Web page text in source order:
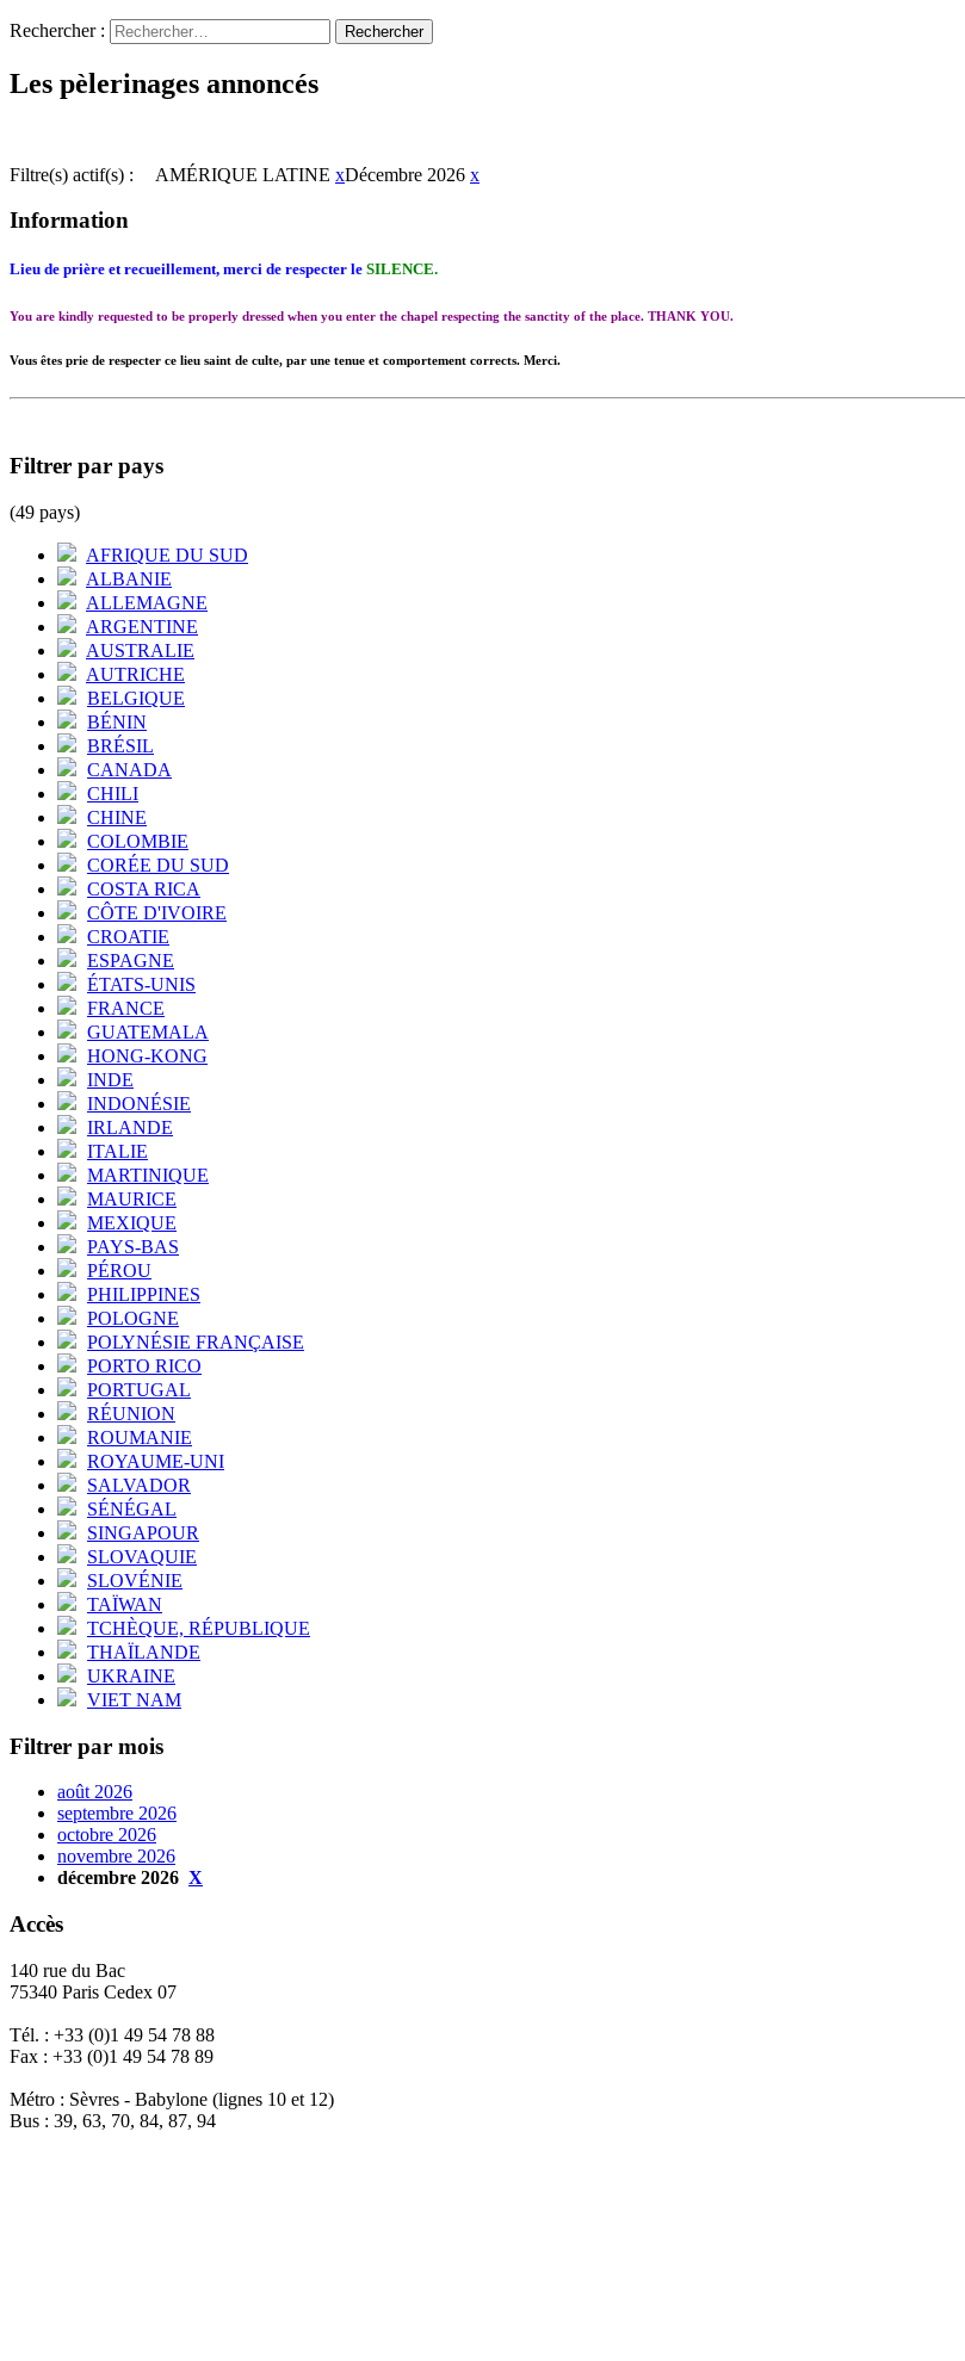
Rechercher :
Les pèlerinages annoncés
Filtre(s) actif(s) : AMÉRIQUE LATINE xDécembre 2026 x
Information
Lieu de prière et recueillement, merci de respecter le SILENCE.
You are kindly requested to be properly dressed when you enter the chapel respecting the sanctity of the place. THANK YOU.
Vous êtes prie de respecter ce lieu saint de culte, par une tenue et comportement corrects. Merci.
Filtrer par pays
(49 pays)
AFRIQUE DU SUD
ALBANIE
ALLEMAGNE
ARGENTINE
AUSTRALIE
AUTRICHE
BELGIQUE
BÉNIN
BRÉSIL
CANADA
CHILI
CHINE
COLOMBIE
CORÉE DU SUD
COSTA RICA
CÔTE D'IVOIRE
CROATIE
ESPAGNE
ÉTATS-UNIS
FRANCE
GUATEMALA
HONG-KONG
INDE
INDONÉSIE
IRLANDE
ITALIE
MARTINIQUE
MAURICE
MEXIQUE
PAYS-BAS
PÉROU
PHILIPPINES
POLOGNE
POLYNÉSIE FRANÇAISE
PORTO RICO
PORTUGAL
RÉUNION
ROUMANIE
ROYAUME-UNI
SALVADOR
SÉNÉGAL
SINGAPOUR
SLOVAQUIE
SLOVÉNIE
TAÏWAN
TCHÈQUE, RÉPUBLIQUE
THAÏLANDE
UKRAINE
VIET NAM
Filtrer par mois
août 2026
septembre 2026
octobre 2026
novembre 2026
décembre 2026 X
Accès
140 rue du Bac
75340 Paris Cedex 07
Tél. : +33 (0)1 49 54 78 88
Fax : +33 (0)1 49 54 78 89
Métro : Sèvres - Babylone (lignes 10 et 12)
Bus : 39, 63, 70, 84, 87, 94